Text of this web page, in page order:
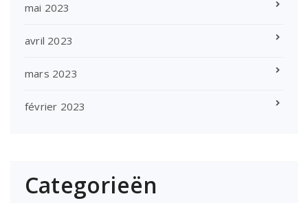
mai 2023
avril 2023
mars 2023
février 2023
Categorieën